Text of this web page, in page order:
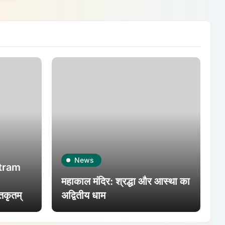
News
महाकाल मंदिर: श्रद्धा और आस्था का
अद्वितीय धाम